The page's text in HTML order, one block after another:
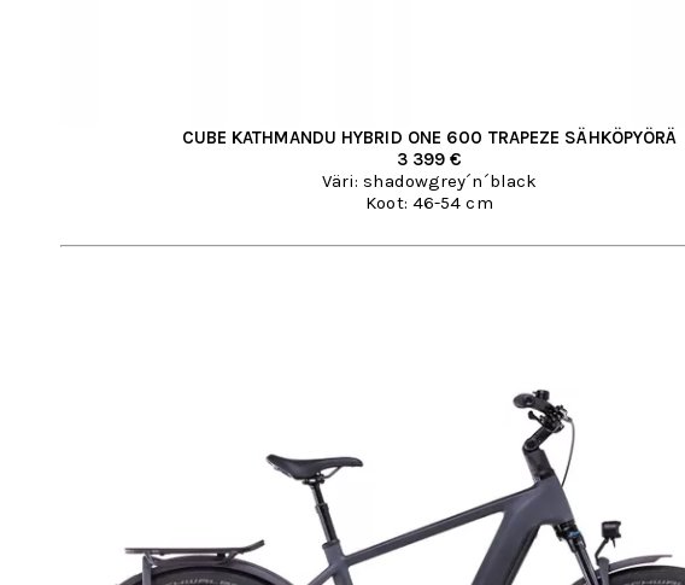
CUBE KATHMANDU HYBRID ONE 600 TRAPEZE SÄHKÖPYÖRÄ
3 399 €
Väri: shadowgrey´n´black
Koot: 46-54 cm